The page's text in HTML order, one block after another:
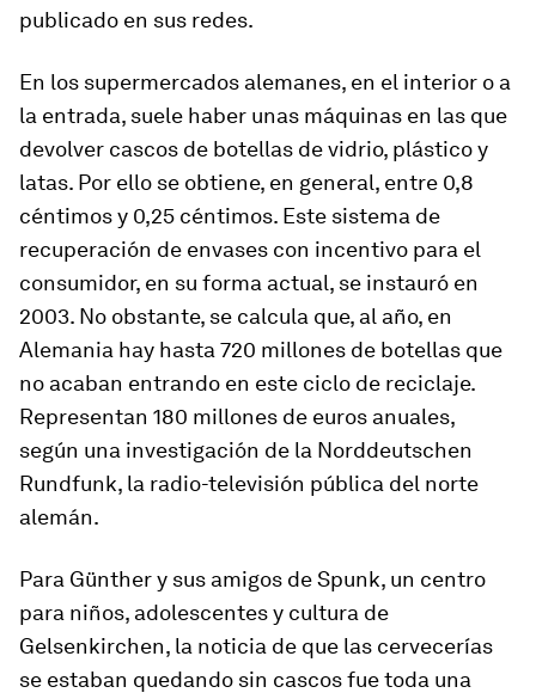
publicado en sus redes.
En los supermercados alemanes, en el interior o a
la entrada, suele haber unas máquinas en las que
devolver cascos de botellas de vidrio, plástico y
latas. Por ello se obtiene, en general, entre 0,8
céntimos y 0,25 céntimos. Este sistema de
recuperación de envases con incentivo para el
consumidor, en su forma actual, se instauró en
2003. No obstante, se calcula que, al año, en
Alemania hay hasta 720 millones de botellas que
no acaban entrando en este ciclo de reciclaje.
Representan 180 millones de euros anuales,
según una investigación de la Norddeutschen
Rundfunk, la radio-televisión pública del norte
alemán.
Para Günther y sus amigos de Spunk, un centro
para niños, adolescentes y cultura de
Gelsenkirchen, la noticia de que las cervecerías
se estaban quedando sin cascos fue toda una